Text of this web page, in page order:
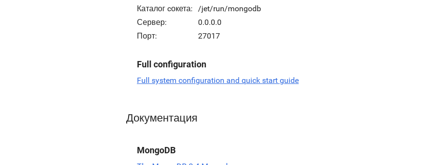
Каталог cокета:
/jet/run/mongodb
Сервер:
0.0.0.0
Порт:
27017
Full configuration
Full system configuration and quick start guide
Документация
MongoDB